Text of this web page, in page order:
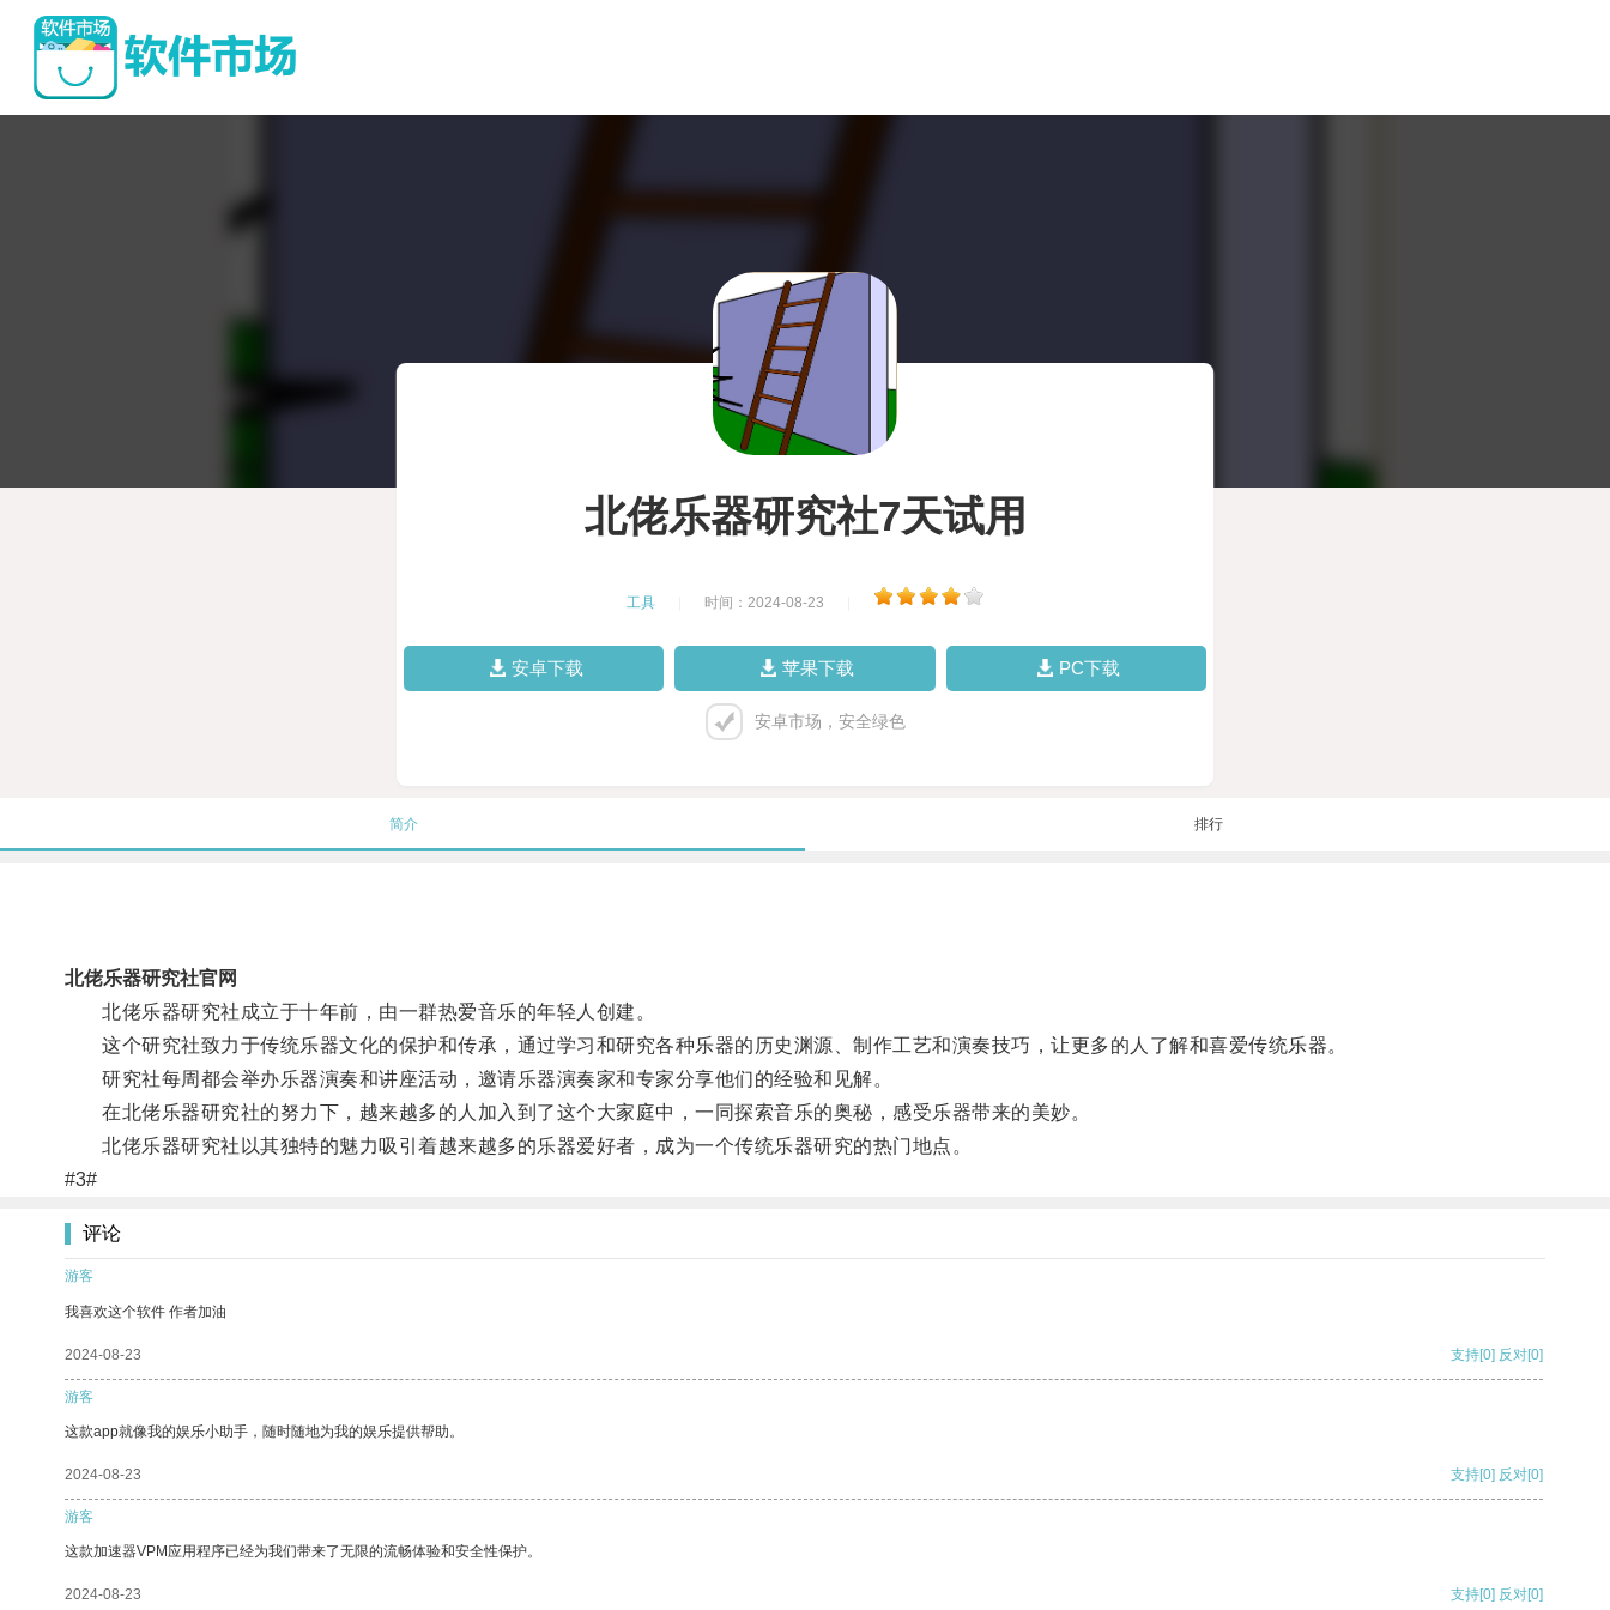
北佬乐器研究社7天试用
工具 时间：2024-08-23
安卓下载 苹果下载 PC下载
安卓市场，安全绿色
简介 排行
北佬乐器研究社官网
北佬乐器研究社成立于十年前，由一群热爱音乐的年轻人创建。
这个研究社致力于传统乐器文化的保护和传承，通过学习和研究各种乐器的历史渊源、制作工艺和演奏技巧，让更多的人了解和喜爱传统乐器。
研究社每周都会举办乐器演奏和讲座活动，邀请乐器演奏家和专家分享他们的经验和见解。
在北佬乐器研究社的努力下，越来越多的人加入到了这个大家庭中，一同探索音乐的奥秘，感受乐器带来的美妙。
北佬乐器研究社以其独特的魅力吸引着越来越多的乐器爱好者，成为一个传统乐器研究的热门地点。
#3#
评论
游客
我喜欢这个软件 作者加油
2024-08-23 支持[0] 反对[0]
游客
这款app就像我的娱乐小助手，随时随地为我的娱乐提供帮助。
2024-08-23 支持[0] 反对[0]
游客
这款加速器VPM应用程序已经为我们带来了无限的流畅体验和安全性保护。
2024-08-23 支持[0] 反对[0]